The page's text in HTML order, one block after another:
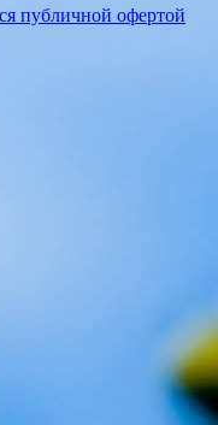
публичной офертой